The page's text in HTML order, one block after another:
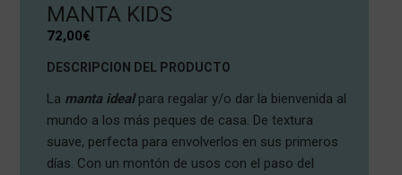
MANTA KIDS
72,00€
DESCRIPCION DEL PRODUCTO
La manta ideal para regalar y/o dar la bienvenida al
mundo a los más peques de casa. De textura
suave, perfecta para envolverlos en sus primeros
días. Con un montón de usos con el paso del